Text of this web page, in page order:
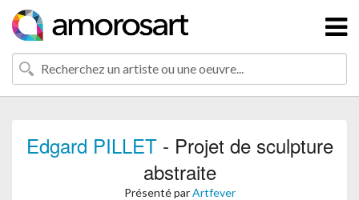
Edgard PILLET- Projet de sculpture
abstraite
Présenté parArtfever